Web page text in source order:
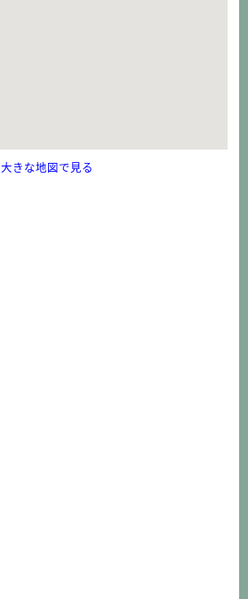
大きな地図で見る